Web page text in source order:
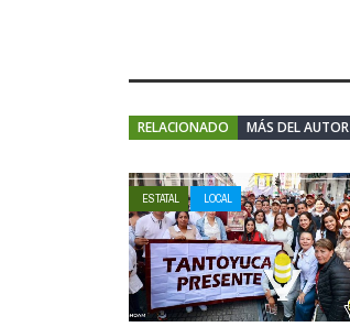
RELACIONADO MÁS DEL AUTOR
ESTATAL LOCAL